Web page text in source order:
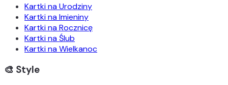
Kartki na Urodziny
Kartki na Imieniny
Kartki na Rocznicę
Kartki na Ślub
Kartki na Wielkanoc
🎨 Style